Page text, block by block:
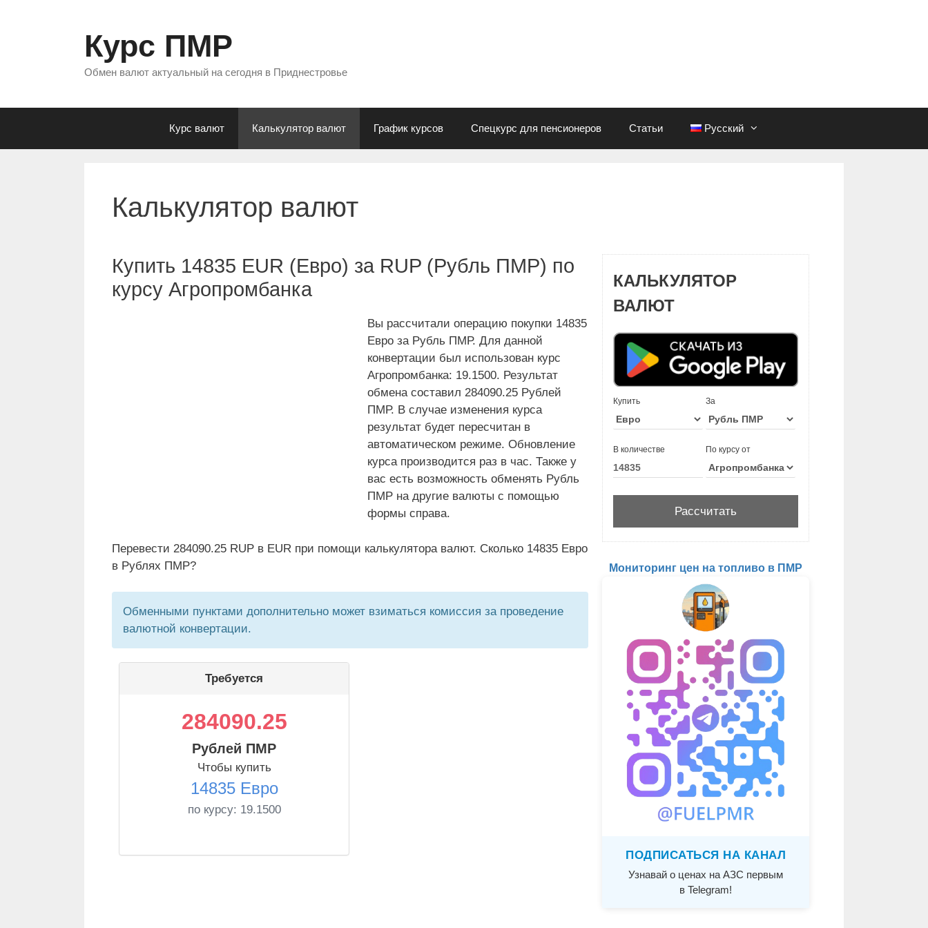
Курс ПМР
Обмен валют актуальный на сегодня в Приднестровье
Курс валют Калькулятор валют График курсов Спецкурс для пенсионеров Статьи Русский
Калькулятор валют
Купить 14835 EUR (Евро) за RUP (Рубль ПМР) по
курсу Агропромбанка
Вы рассчитали операцию покупки 14835
Евро за Рубль ПМР. Для данной
конвертации был использован курс
Агропромбанка: 19.1500. Результат
обмена составил 284090.25 Рублей
ПМР. В случае изменения курса
результат будет пересчитан в
автоматическом режиме. Обновление
курса производится раз в час. Также у
вас есть возможность обменять Рубль
ПМР на другие валюты с помощью
формы справа.
Перевести 284090.25 RUP в EUR при помощи калькулятора валют. Сколько 14835 Евро
в Рублях ПМР?
Обменными пунктами дополнительно может взиматься комиссия за проведение
валютной конвертации.
Требуется
284090.25
Рублей ПМР
Чтобы купить
14835 Евро
по курсу: 19.1500
КАЛЬКУЛЯТОР
ВАЛЮТ
Купить За
В количестве По курсу от
Мониторинг цен на топливо в ПМР
ПОДПИСАТЬСЯ НА КАНАЛ
Узнавай о ценах на АЗС первым
в Telegram!